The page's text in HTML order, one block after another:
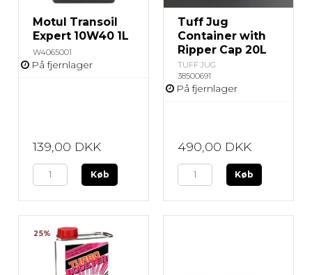
Motul Transoil
Expert 10W40 1L
W4065001
På fjernlager
139,00 DKK
Køb
Tuff Jug
Container with
Ripper Cap 20L
TUFF JUG
38500691
På fjernlager
490,00 DKK
Køb
25%